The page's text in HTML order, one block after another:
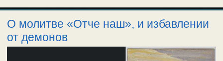
О молитве «Отче наш», и избавлении
от демонов